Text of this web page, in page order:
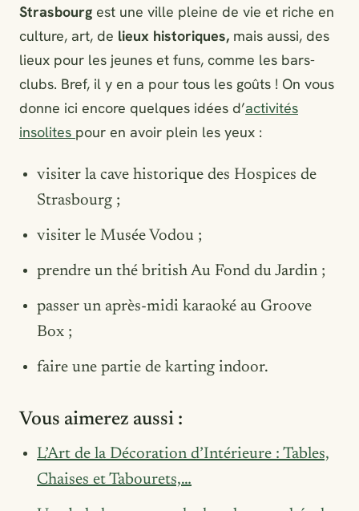
Strasbourg est une ville pleine de vie et riche en
culture, art, de lieux historiques, mais aussi, des
lieux pour les jeunes et funs, comme les bars-
clubs. Bref, il y en a pour tous les goûts ! On vous
donne ici encore quelques idées d’activités
insolites pour en avoir plein les yeux :
visiter la cave historique des Hospices de
Strasbourg ;
visiter le Musée Vodou ;
prendre un thé british Au Fond du Jardin ;
passer un après-midi karaoké au Groove
Box ;
faire une partie de karting indoor.
Vous aimerez aussi :
L’Art de la Décoration d’Intérieure : Tables,
Chaises et Tabourets,…